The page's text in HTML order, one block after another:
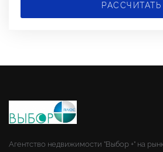
РАССЧИТАТЬ
Агентство недвижимости "Выбор +" на